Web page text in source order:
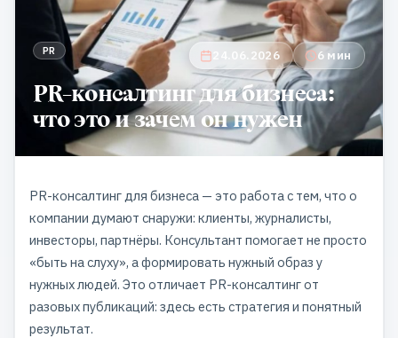
PR 24.06.2026 6 мин
PR-консалтинг для бизнеса:
что это и зачем он нужен
PR-консалтинг для бизнеса — это работа с тем, что о
компании думают снаружи: клиенты, журналисты,
инвесторы, партнёры. Консультант помогает не просто
«быть на слуху», а формировать нужный образ у
нужных людей. Это отличает PR-консалтинг от
разовых публикаций: здесь есть стратегия и понятный
результат.